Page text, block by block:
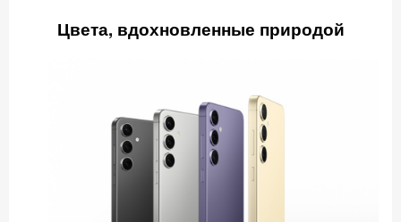
Цвета, вдохновленные природой